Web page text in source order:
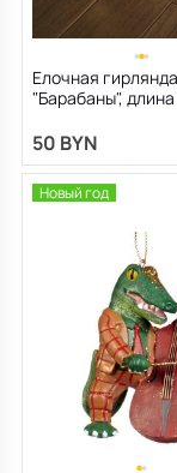
Елочная
"Барабаны", длина
50 BYN
Новый год